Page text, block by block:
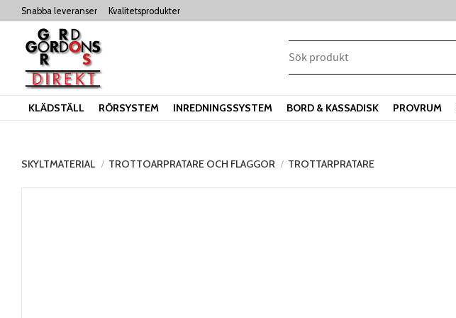
Snabba leveranser Kvalitetsprodukter
KLÄDSTÄLL RÖRSYSTEM INREDNINGSSYSTEM BORD & KASSADISK PROVRUM
SKYLTMATERIAL TROTTOARPRATARE OCH FLAGGOR TROTTARPRATARE